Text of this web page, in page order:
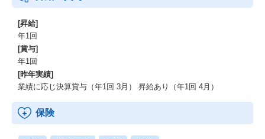
[昇給]
年1回
[賞与]
年1回
[昨年実績]
業績に応じ決算賞与（年1回 3月） 昇給あり（年1回 4月）
保険